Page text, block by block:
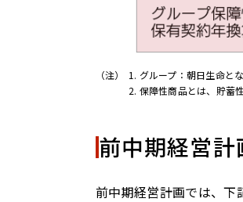
（注）
1. グループ：朝日生命と
2. 保障性商品とは、貯蓄
前中期経営
前中期経営計画では、下